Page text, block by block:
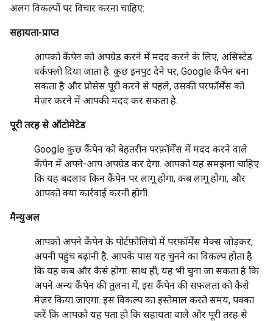
अलग विकल्पों पर विचार करना चाहिए:
सहायता-प्राप्त
आपको कैंपेन को अपग्रेड करने में मदद करने के लिए, असिस्टेड
वर्कफ़्लो दिया जाता है. कुछ इनपुट देने पर, Google कैंपेन बना
सकता है और प्रोसेस पूरी करने से पहले, उसकी परफ़ॉर्मेंस को
मेज़र करने में आपकी मदद कर सकता है.
पूरी तरह से ऑटोमेटेड
Google कुछ कैंपेन को बेहतरीन परफ़ॉर्मेंस में मदद करने वाले
कैंपेन में अपने-आप अपग्रेड कर देगा. आपको यह समझना चाहिए
कि यह बदलाव किन कैंपेन पर लागू होगा, कब लागू होगा, और
आपको क्या कार्रवाई करनी होगी.
मैन्युअल
आपको अपने कैंपेन के पोर्टफ़ोलियो में परफ़ॉर्मेंस मैक्स जोड़कर,
अपनी पहुंच बढ़ानी है. आपके पास यह चुनने का विकल्प होता है
कि यह कब और कैसे होगा. साथ ही, यह भी चुना जा सकता है कि
अपने अन्य कैंपेन की तुलना में, इस कैंपेन की सफलता को कैसे
मेज़र किया जाएगा. इस विकल्प का इस्तेमाल करते समय, पक्का
करें कि आपको यह पता हो कि सहायता वाले और पूरी तरह से